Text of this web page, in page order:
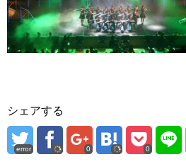
シェアする
error 0 0